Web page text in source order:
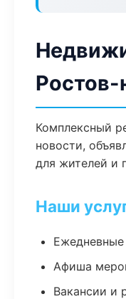
Комплексный
новости,
для жителей и
Наши
Афиша
Вакансии и